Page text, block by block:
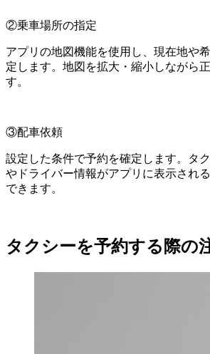
②乗車場所の指定
アプリの地図機能を使用し、現在地や
定します。地図を拡大・縮小しながら
す。
③配車依頼
設定した条件で予約を確定します。タ
やドライバー情報がアプリに表示され
できます。
タクシーを予約する際の